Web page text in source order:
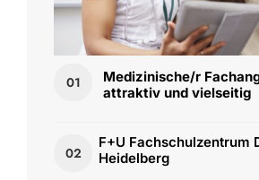
01
Medizinische/r
attraktiv und vielseitig
02
F+U Fachschulzentrum
Heidelberg